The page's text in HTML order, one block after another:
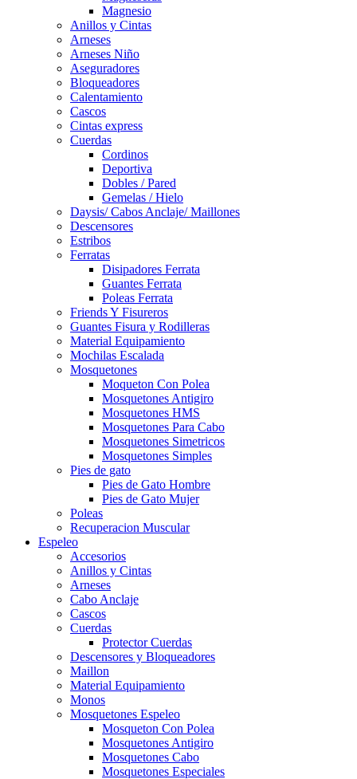
Magnesio
Anillos y Cintas
Arneses
Arneses Niño
Aseguradores
Bloqueadores
Calentamiento
Cascos
Cintas express
Cuerdas
Cordinos
Deportiva
Dobles / Pared
Gemelas / Hielo
Daysis/ Cabos Anclaje/ Maillones
Descensores
Estribos
Ferratas
Disipadores Ferrata
Guantes Ferrata
Poleas Ferrata
Friends Y Fisureros
Guantes Fisura y Rodilleras
Material Equipamiento
Mochilas Escalada
Mosquetones
Moqueton Con Polea
Mosquetones Antigiro
Mosquetones HMS
Mosquetones Para Cabo
Mosquetones Simetricos
Mosquetones Simples
Pies de gato
Pies de Gato Hombre
Pies de Gato Mujer
Poleas
Recuperacion Muscular
Espeleo
Accesorios
Anillos y Cintas
Arneses
Cabo Anclaje
Cascos
Cuerdas
Protector Cuerdas
Descensores y Bloqueadores
Maillon
Material Equipamiento
Monos
Mosquetones Espeleo
Mosqueton Con Polea
Mosquetones Antigiro
Mosquetones Cabo
Mosquetones Especiales